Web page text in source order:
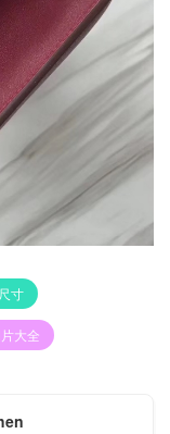
寸
大全